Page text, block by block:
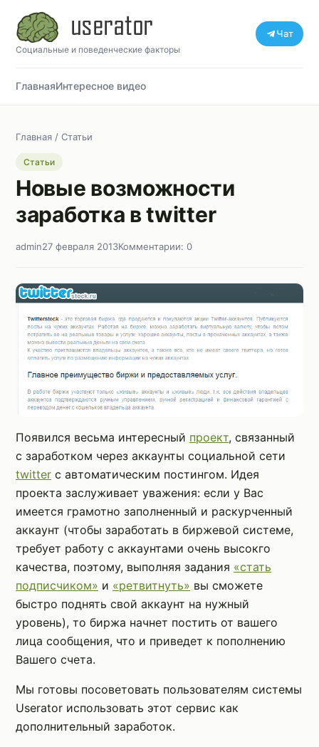
Социальные и поведенческие факторы
Чат
ГлавнаяИнтересное видео
Главная / Статьи
Статьи
Новые возможности
заработка в twitter
admin27 февраля 2013Комментарии: 0
Появился весьма интересный проект, связанный
с заработком через аккаунты социальной сети
twitter с автоматическим постингом. Идея
проекта заслуживает уважения: если у Вас
имеется грамотно заполненный и раскурченный
аккаунт (чтобы заработать в биржевой системе,
требует работу с аккаунтами очень высокго
качества, поэтому, выполняя задания «стать
подписчиком» и «ретвитнуть» вы сможете
быстро поднять свой аккаунт на нужный
уровень), то биржа начнет постить от вашего
лица сообщения, что и приведет к пополнению
Вашего счета.
Мы готовы посоветовать пользователям системы
Userator использовать этот сервис как
дополнительный заработок.